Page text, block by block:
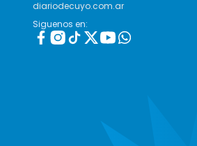
diariodecuyo.com.ar
Siguenos en: